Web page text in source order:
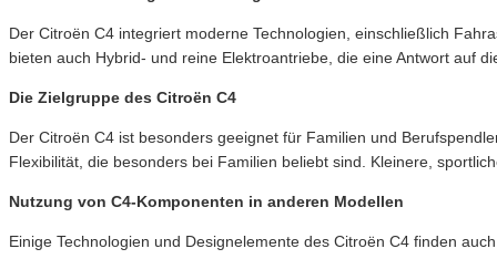
Der Citroën C4 integriert moderne Technologien, einschließlich
bieten auch Hybrid- und reine Elektroantriebe, die eine Antwort auf
Die Zielgruppe des Citroën C4
Der Citroën C4 ist besonders geeignet für Familien und
Flexibilität, die besonders bei Familien beliebt sind. Kleinere,
Nutzung von C4-Komponenten in anderen Modellen
Einige Technologien und Designelemente des Citroën C4 finden